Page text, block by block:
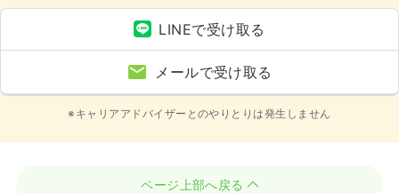
LINEで受け取る
メールで受け取る
※キャリアアドバイザーとのやりとりは発生しません
ページ上部へ戻る